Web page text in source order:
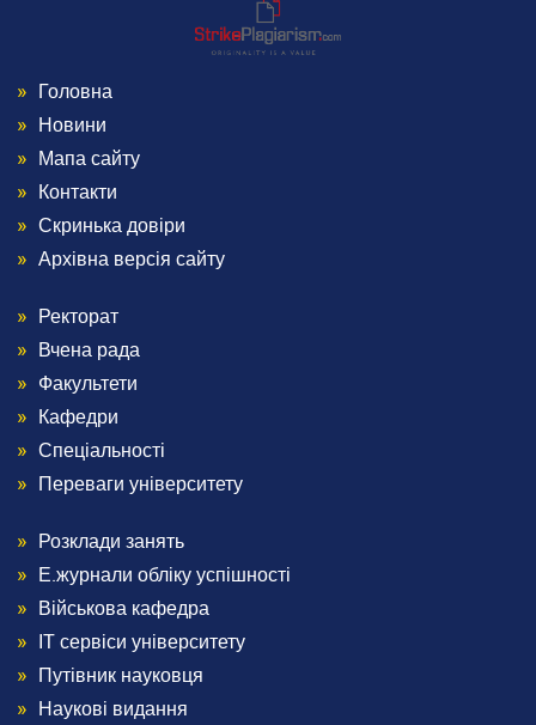
Menu
Footer
1
Головна
Новини
Мапа сайту
Контакти
Скринька довіри
Архівна версія сайту
Menu
Footer
2
Ректорат
Вчена рада
Факультети
Кафедри
Спеціальності
Переваги університету
Menu
Footer
3
Розклади занять
Е.журнали обліку успішності
Військова кафедра
ІТ сервіси університету
Путівник науковця
Наукові видання